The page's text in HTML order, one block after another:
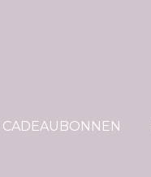
CADEAUBONNEN